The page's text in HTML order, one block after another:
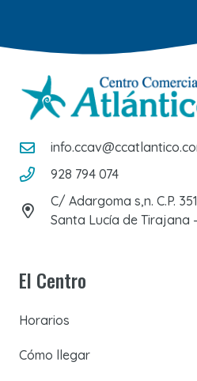
928 794 074
C/ Adargoma s,n. C.P.
Santa Lucía de Tirajana
El Centro
Horarios
Cómo llegar